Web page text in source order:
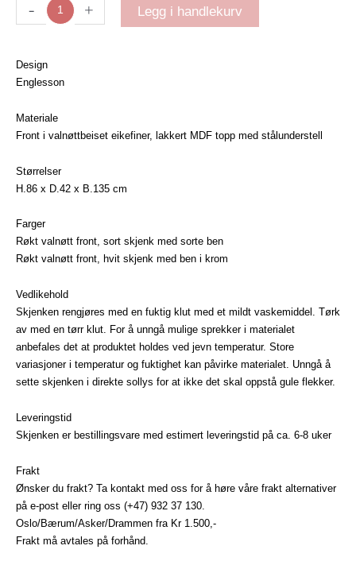
-
dører
skuffer
antall
+ Legg i handlekurv
Design
Englesson
Materiale
Front i valnøttbeiset eikefiner, lakkert MDF topp med stålunderstell
Størrelser
H.86 x D.42 x B.135 cm
Farger
Røkt valnøtt front, sort skjenk med sorte ben
Røkt valnøtt front, hvit skjenk med ben i krom
Vedlikehold
Skjenken rengjøres med en fuktig klut med et mildt vaskemiddel. Tørk
av med en tørr klut. For å unngå mulige sprekker i materialet
anbefales det at produktet holdes ved jevn temperatur. Store
variasjoner i temperatur og fuktighet kan påvirke materialet. Unngå å
sette skjenken i direkte sollys for at ikke det skal oppstå gule flekker.
Leveringstid
Skjenken er bestillingsvare med estimert leveringstid på ca. 6-8 uker
Frakt
Ønsker du frakt? Ta kontakt med oss for å høre våre frakt alternativer
på e-post eller ring oss (+47) 932 37 130.
Oslo/Bærum/Asker/Drammen fra Kr 1.500,-
Frakt må avtales på forhånd.